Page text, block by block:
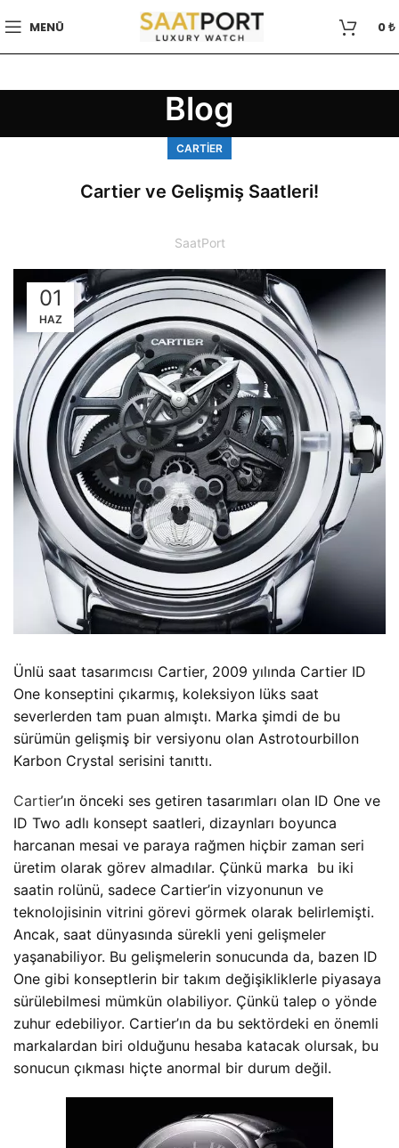
MENÜ 0₺
Blog
CARTIER
Cartier ve Gelişmiş Saatleri!
SaatPort
01
HAZ
Ünlü saat tasarımcısı Cartier, 2009 yılında Cartier ID
One konseptini çıkarmış, koleksiyon lüks saat
severlerden tam puan almıştı. Marka şimdi de bu
sürümün gelişmiş bir versiyonu olan Astrotourbillon
Karbon Crystal serisini tanıttı.
Cartier’ın önceki ses getiren tasarımları olan ID One ve
ID Two adlı konsept saatleri, dizaynları boyunca
harcanan mesai ve paraya rağmen hiçbir zaman seri
üretim olarak görev almadılar. Çünkü marka bu iki
saatin rolünü, sadece Cartier’in vizyonunun ve
teknolojisinin vitrini görevi görmek olarak belirlemişti.
Ancak, saat dünyasında sürekli yeni gelişmeler
yaşanabiliyor. Bu gelişmelerin sonucunda da, bazen ID
One gibi konseptlerin bir takım değişikliklerle piyasaya
sürülebilmesi mümkün olabiliyor. Çünkü talep o yönde
zuhur edebiliyor. Cartier’ın da bu sektördeki en önemli
markalardan biri olduğunu hesaba katacak olursak, bu
sonucun çıkması hiçte anormal bir durum değil.